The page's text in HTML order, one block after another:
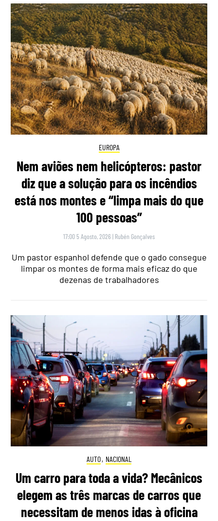
EUROPA
Nem aviões nem helicópteros: pastor
diz que a solução para os incêndios
está nos montes e “limpa mais do que
100 pessoas”
17:00 5 Agosto, 2026 | Rubén Gonçalves
Um pastor espanhol defende que o gado consegue
limpar os montes de forma mais eficaz do que
dezenas de trabalhadores
AUTO, NACIONAL
Um carro para toda a vida? Mecânicos
elegem as três marcas de carros que
necessitam de menos idas à oficina